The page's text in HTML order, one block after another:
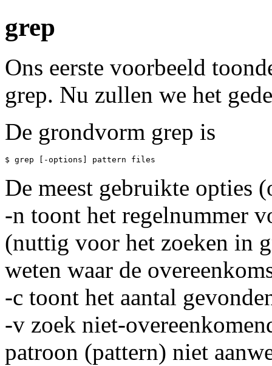
grep
Ons eerste voorbeeld
grep. Nu zullen we het
De grondvorm grep is
De meest gebruikte opties
-n toont het regelnummer
(nuttig voor het zoeken in
weten waar de
-c toont het aantal
-v zoek niet-
patroon (pattern) niet